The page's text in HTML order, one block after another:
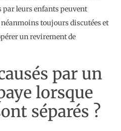
par leurs enfants peuvent
toujours discutées et
un revirement de
par un
lorsque
séparés ?